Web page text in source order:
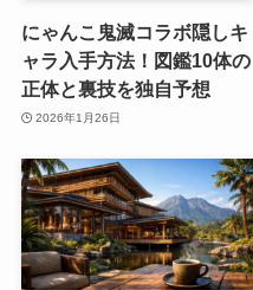
にゃんこ鬼滅コラボ隠しキ
ャラ入手方法！図鑑10体の
正体と裏技を独自予想
2026年1月26日